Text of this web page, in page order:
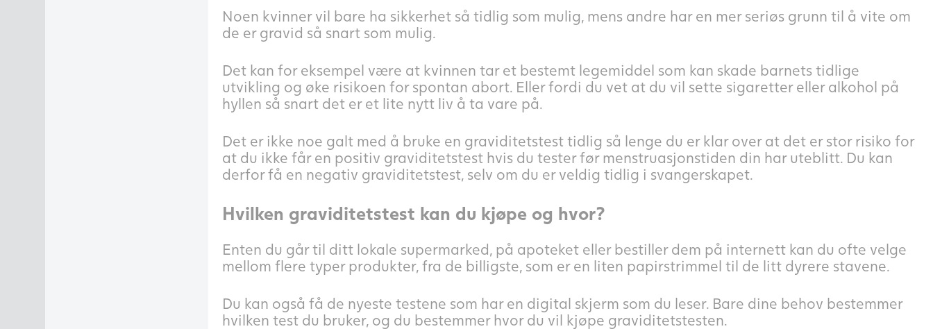
Noen kvinner vil bare ha sikkerhet så tidlig som mulig, mens andre har en mer seriøs grunn til å vite om
de er gravid så snart som mulig.
Det kan for eksempel være at kvinnen tar et bestemt legemiddel som kan skade barnets tidlige
utvikling og øke risikoen for spontan abort. Eller fordi du vet at du vil sette sigaretter eller alkohol på
hyllen så snart det er et lite nytt liv å ta vare på.
Det er ikke noe galt med å bruke en graviditetstest tidlig så lenge du er klar over at det er stor risiko for
at du ikke får en positiv graviditetstest hvis du tester før menstruasjonstiden din har uteblitt. Du kan
derfor få en negativ graviditetstest, selv om du er veldig tidlig i svangerskapet.
Hvilken graviditetstest kan du kjøpe og hvor?
Enten du går til ditt lokale supermarked, på apoteket eller bestiller dem på internett kan du ofte velge
mellom flere typer produkter, fra de billigste, som er en liten papirstrimmel til de litt dyrere stavene.
Du kan også få de nyeste testene som har en digital skjerm som du leser. Bare dine behov bestemmer
hvilken test du bruker, og du bestemmer hvor du vil kjøpe graviditetstesten.